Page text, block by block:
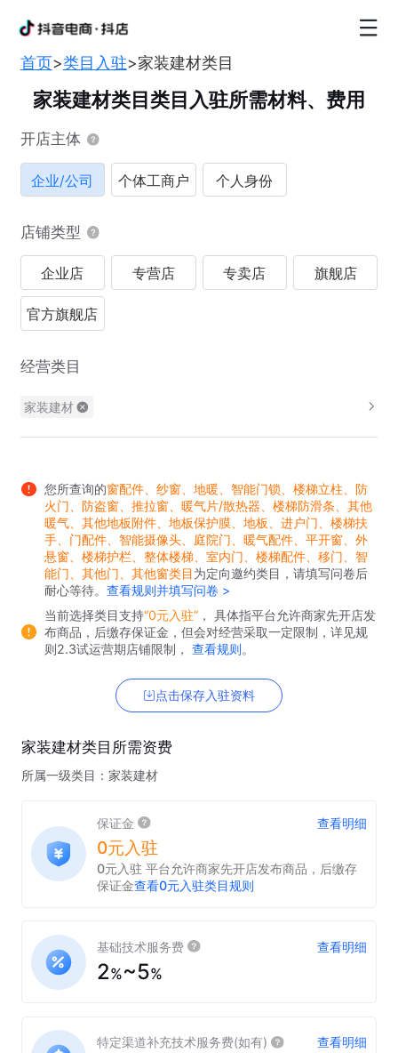
首页>类目入驻>家装建材类目
家装建材类目类目入驻所需材料、费用
开店主体
企业/公司 个体工商户 个人身份
店铺类型
企业店 专营店 专卖店 旗舰店
官方旗舰店
经营类目
家装建材
您所查询的窗配件、纱窗、地暖、智能门锁、楼梯立柱、防
火门、防盗窗、推拉窗、暖气片/散热器、楼梯防滑条、其他
暖气、其他地板附件、地板保护膜、地板、进户门、楼梯扶
手、 门配件、智能摄像头、 庭院门、暖气配件、平开窗、外
悬窗、楼梯护栏、整体楼梯、室内门、楼梯配件、移门、智
能门、其他门、其他窗类目为定向邀约类目，请填写问卷后
耐心等待。查看规则并填写问卷 >
当前选择类目支持“0元入驻” ， 具体指平台允许商家先开店发
布商品，后缴存保证金，但会对经营采取一定限制，详见规
则2.3试运营期店铺限制， 查看规则。
点击保存入驻资料
家装建材类目 所需资费
所属一级类目： 家装建材
保证金 查看明细
0元入驻
0元入驻 平台允许商家先开店发布商品，后缴存
保证金查看0元入驻类目规则
基础技术服务费 查看明细
2%~5%
特定渠道补充技术服务费(如有) 查看明细